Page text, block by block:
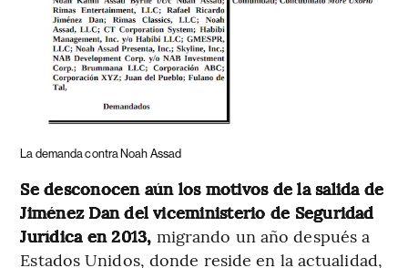
La demanda contra Noah Assad
Se desconocen aún los motivos de la salida de
Jiménez Dan del viceministerio de Seguridad
Jurídica en 2013, migrando un año después a
Estados Unidos, donde reside en la actualidad,